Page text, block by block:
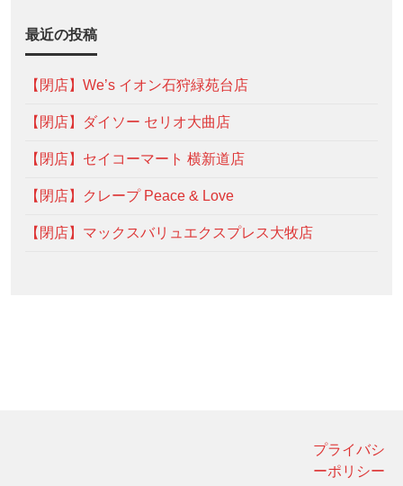
最近の投稿
【閉店】We’s イオン石狩緑苑台店
【閉店】ダイソー セリオ大曲店
【閉店】セイコーマート 横新道店
【閉店】クレープ Peace & Love
【閉店】マックスバリュエクスプレス大牧店
プライバシ
ーポリシー